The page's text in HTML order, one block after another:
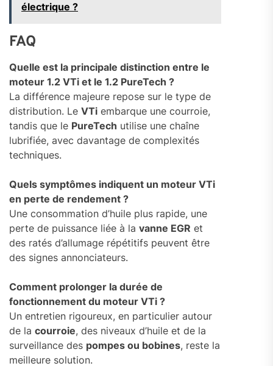
électrique ?
FAQ
Quelle est la principale distinction entre le
moteur 1.2 VTi et le 1.2 PureTech ?
La différence majeure repose sur le type de
distribution. Le VTi embarque une courroie,
tandis que le PureTech utilise une chaîne
lubrifiée, avec davantage de complexités
techniques.
Quels symptômes indiquent un moteur VTi
en perte de rendement ?
Une consommation d’huile plus rapide, une
perte de puissance liée à la vanne EGR et
des ratés d’allumage répétitifs peuvent être
des signes annonciateurs.
Comment prolonger la durée de
fonctionnement du moteur VTi ?
Un entretien rigoureux, en particulier autour
de la courroie, des niveaux d’huile et de la
surveillance des pompes ou bobines, reste la
meilleure solution.